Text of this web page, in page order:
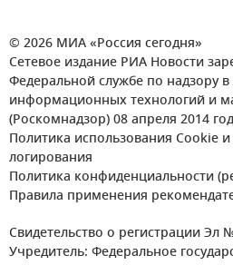
© 2026 МИА «Россия сегодня»
Сетевое издание РИА Новости
Федеральной службе по надзору в
информационных технологий и
(Роскомнадзор) 08 апреля 2014
Политика использования Cookie
логирования
Политика конфиденциальности
Правила применения
Свидетельство о регистрации Эл
Учредитель: Федеральное